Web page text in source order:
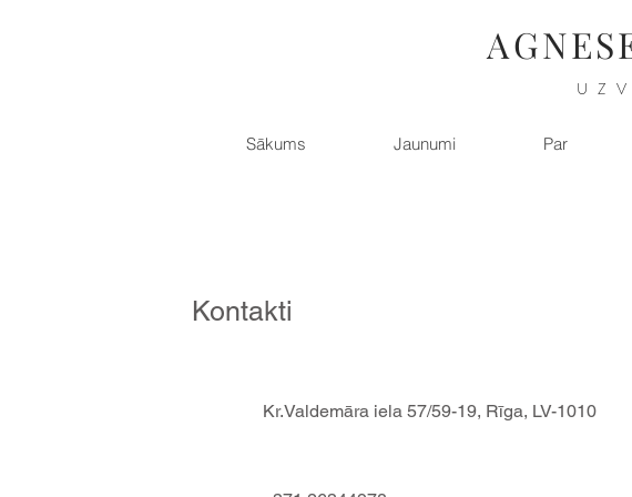
Sākums Jaunumi Par
Kontakti
Kr.Valdemāra iela 57/59-19, Rīga, LV-1010